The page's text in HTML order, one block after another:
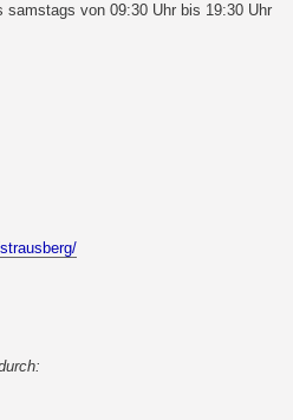
samstags von 09:30 Uhr bis 19:30 Uhr